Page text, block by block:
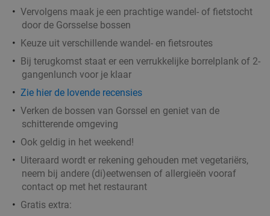
Verkocht: 74 Regulier €22,10
3-gangendiner à la carte bij Banka Nunspeet
Morgen
Di
Banka Nunspeet
Nunspeet
Verkocht: 1.933 Regulier €42,60
€19,95
Vervolgens maak je een prachtige wandel- of fietstocht
door de Gorsselse bossen
Keuze uit verschillende wandel- en fietsroutes
Bij terugkomst staat er een verrukkelijke borrelplank of 2-
gangenlunch voor je klaar
Zie hier de lovende recensies
Verken de bossen van Gorssel en geniet van de
schitterende omgeving
Ook geldig in het weekend!
Uiteraard wordt er rekening gehouden met vegetariërs,
neem bij andere (di)eetwensen of allergieën vooraf
contact op met het restaurant
Gratis extra: